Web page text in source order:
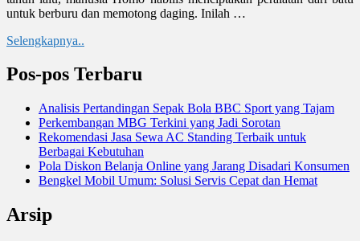
untuk berburu dan memotong daging. Inilah …
Selengkapnya..
Pos-pos Terbaru
Analisis Pertandingan Sepak Bola BBC Sport yang Tajam
Perkembangan MBG Terkini yang Jadi Sorotan
Rekomendasi Jasa Sewa AC Standing Terbaik untuk
Berbagai Kebutuhan
Pola Diskon Belanja Online yang Jarang Disadari Konsumen
Bengkel Mobil Umum: Solusi Servis Cepat dan Hemat
Arsip